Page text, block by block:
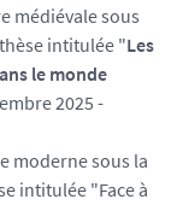
médiévale sous
intitulée "Les
le monde
2025 -
moderne sous la
intitulée "Face à